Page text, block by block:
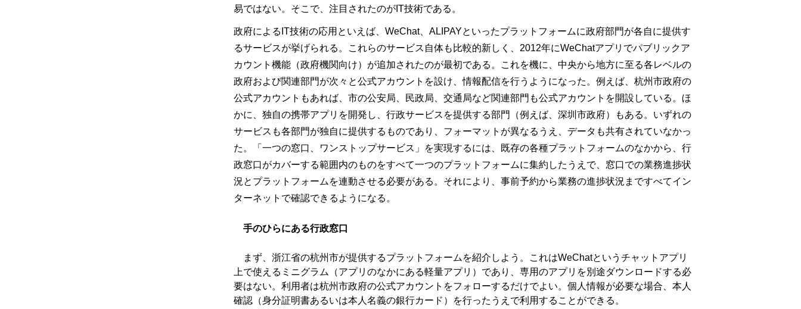
易ではない。そこで、注目されたのがIT技術である。
政府によるIT技術の応用といえば、WeChat、ALIPAYといったプラットフォームに政府部門が各自に提供す
るサービスが挙げられる。これらのサービス自体も比較的新しく、2012年にWeChatアプリでパブリックア
カウント機能（政府機関向け）が追加されたのが最初である。これを機に、中央から地方に至る各レベルの
政府および関連部門が次々と公式アカウントを設け、情報配信を行うようになった。例えば、杭州市政府の
公式アカウントもあれば、市の公安局、民政局、交通局など関連部門も公式アカウントを開設している。ほ
かに、独自の携帯アプリを開発し、行政サービスを提供する部門（例えば、深圳市政府）もある。いずれの
サービスも各部門が独自に提供するものであり、フォーマットが異なるうえ、データも共有されていなかっ
た。「一つの窓口、ワンストップサービス」を実現するには、既存の各種プラットフォームのなかから、行
政窓口がカバーする範囲内のものをすべて一つのプラットフォームに集約したうえで、窓口での業務進捗状
況とプラットフォームを連動させる必要がある。それにより、事前予約から業務の進捗状況まですべてイン
ターネットで確認できるようになる。
手のひらにある行政窓口
まず、浙江省の杭州市が提供するプラットフォームを紹介しよう。これはWeChatというチャットアプリ
上で使えるミニグラム（アプリのなかにある軽量アプリ）であり、専用のアプリを別途ダウンロードする必
要はない。利用者は杭州市政府の公式アカウントをフォローするだけでよい。個人情報が必要な場合、本人
確認（身分証明書あるいは本人名義の銀行カード）を行ったうえで利用することができる。